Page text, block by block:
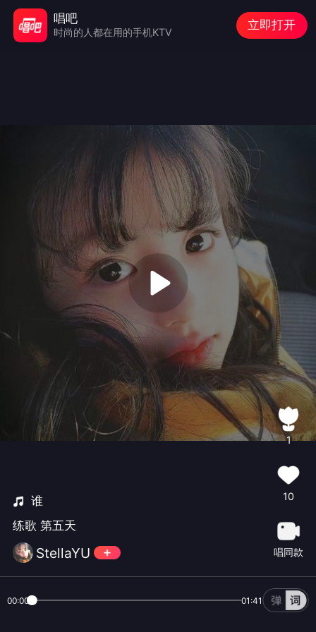
谁
练歌 第五天
StellaYU
1
10
唱同款
00:00 01:41
唱吧
时尚的人都在用的手机KTV
立即打开